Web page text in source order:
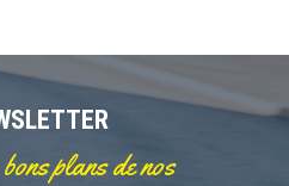
plans de nos